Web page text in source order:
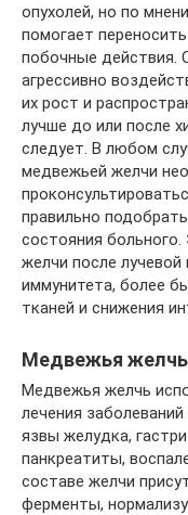
опухолей, но по
помогает
побочные действия.
агрессивно
их рост и
лучше до или после
следует. В любом
медвежьей желчи
правильно
состояния
желчи после
иммунитета, более
тканей и снижения
Медвежья желчь
Медвежья желчь
лечения
язвы желудка,
панкреатиты,
составе желчи
ферменты,